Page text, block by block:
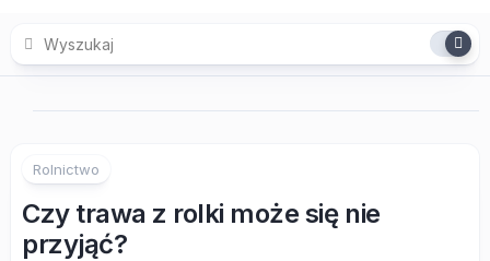
content
Rolnictwo
Czy trawa z rolki może się nie
przyjąć?